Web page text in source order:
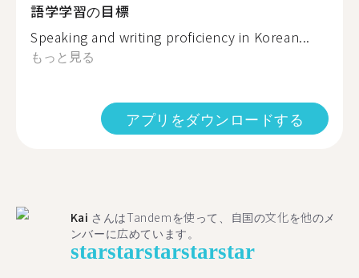
語学学習の目標
Speaking and writing proficiency in Korean...
もっと見る
アプリをダウンロードする
Kai さんはTandemを使って、自国の文化を他のメ
ンバーに広めています。
starstarstarstarstar